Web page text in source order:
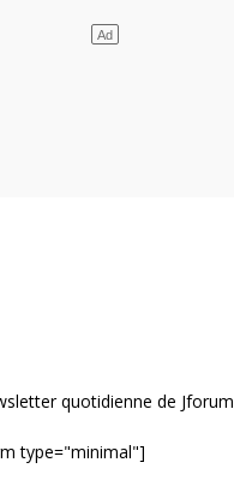
quotidienne de Jforum
type="minimal"]